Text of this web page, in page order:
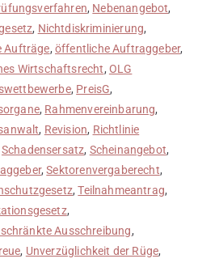
, Nebenangebot,
, Nichtdiskriminierung,
Aufträge, öffentliche Auftraggeber,
Wirtschaftsrecht, OLG
, PreisG,
, Rahmenvereinbarung,
, Revision, Richtlinie
Schadensersatz, Scheinangebot,
,Sektorenvergaberecht,
,Teilnahmeantrag,
,
Ausschreibung,
, Unverzüglichkeit der Rüge,